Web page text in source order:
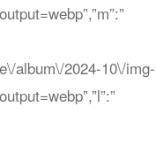
album\/2024-10\/img-